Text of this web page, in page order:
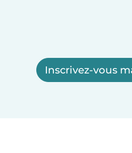
Inscrivez-vous